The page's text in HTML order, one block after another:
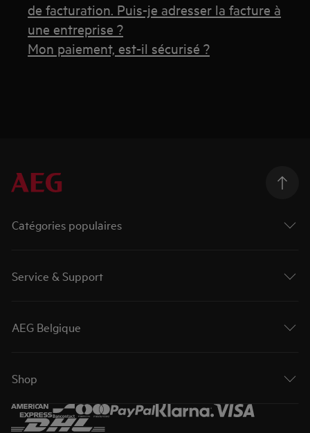
de facturation. Puis-je adresser la facture à
une entreprise ?
Mon paiement, est-il sécurisé ?
Catégories populaires
Service & Support
AEG Belgique
Shop